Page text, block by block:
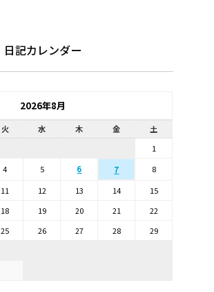
日記カレンダー
2026年8月
火 水 木 金 土
1
4 5 6 7
8
11 12 13 14
15
18 19 20 21
22
25 26 27 28
29